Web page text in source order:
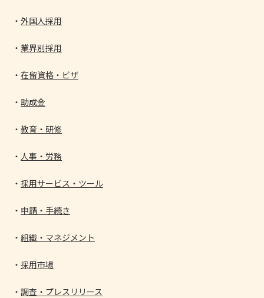
外国人採用
業界別採用
在留資格・ビザ
助成金
教育・研修
人事・労務
採用サービス・ツール
申請・手続き
組織・マネジメント
採用市場
調査・プレスリリース